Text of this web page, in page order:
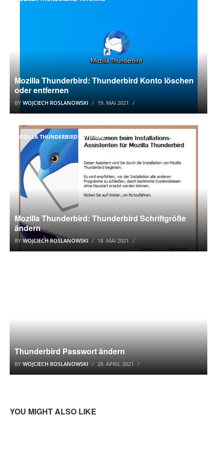
Mozilla Thunderbird: Thunderbird Konto löschen
oder entfernen
BY WOJCIECH ROSLANOWSKI 19. MAI 2021
MOZILLA THUNDERBIRD TUTORIAL
Mozilla Thunderbird: Thunderbird Schriftgröße
ändern
BY WOJCIECH ROSLANOWSKI 18. MAI 2021
Thunderbird Passwort ändern
BY WOJCIECH ROSLANOWSKI 28. APRIL 2021
YOU MIGHT ALSO LIKE